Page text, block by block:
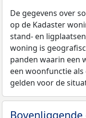
De gegevens over
op de Kadaster
stand- en
woning is
panden waarin een
een woonfunctie
gelden voor de